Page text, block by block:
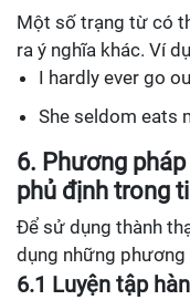
Một số trạng từ có
ra ý nghĩa khác. Ví
I hardly ever go
She seldom eats
6. Phương
phủ định trong
Để sử dụng thành
dụng những phương
6.1 Luyện tập